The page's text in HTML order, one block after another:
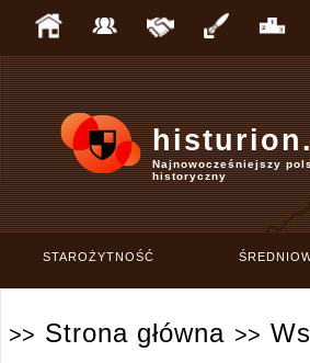
Najnowocześniejszy
historyczny
STAROŻYTNOŚĆ
>> Strona główna >>